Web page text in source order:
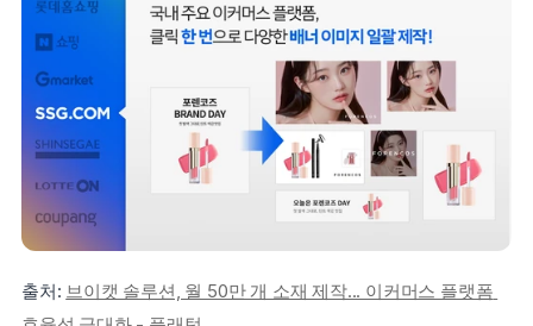
출처: 브이캣 솔루션, 월 50만 개 소재 제작... 이커머스 플랫폼